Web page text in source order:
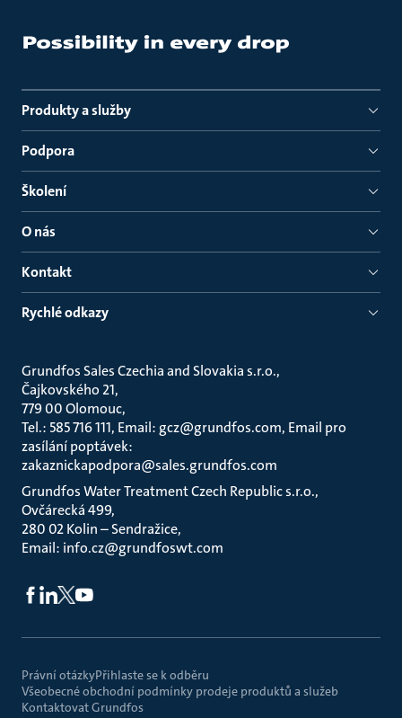
Produkty a služby
Podpora
Školení
O nás
Kontakt
Rychlé odkazy
Grundfos Sales Czechia and Slovakia s.r.o.
Čajkovského 21
779 00 Olomouc
Tel.: 585 716 111, Email: gcz@grundfos.com, Email pro
zasílání poptávek:
zakaznickapodpora@sales.grundfos.com
Grundfos Water Treatment Czech Republic s.r.o.
Ovčárecká 499
280 02 Kolin – Sendražice
Email: info.cz@grundfoswt.com
Právní otázkyPřihlaste se k odběru
Všeobecné obchodní podmínky prodeje produktů a služeb
Kontaktovat Grundfos